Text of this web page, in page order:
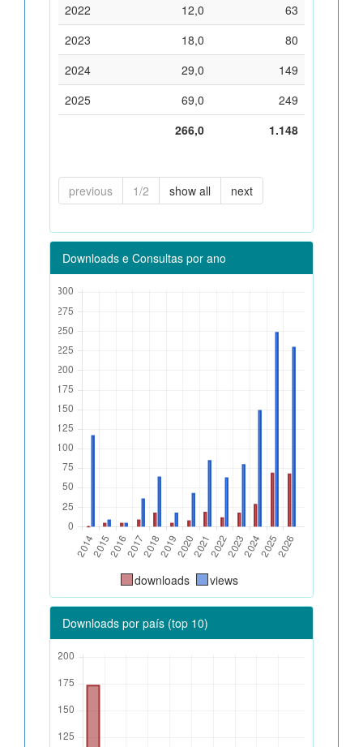
2022
12,0
63
2023
18,0
80
2024
29,0
149
2025
69,0
249
266,0
1.148
previous 1/2 show all next
Downloads e Consultas por ano
downloads views
Downloads por país (top 10)